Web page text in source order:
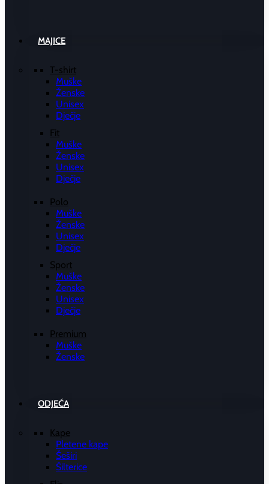
MAJICE
T-shirt
Muške
Ženske
Unisex
Dječje
Fit
Muške
Ženske
Unisex
Dječje
Polo
Muške
Ženske
Unisex
Dječje
Sport
Muške
Ženske
Unisex
Dječje
Premium
Muške
Ženske
ODJEĆA
Kape
Pletene kape
Šeširi
Šilterice